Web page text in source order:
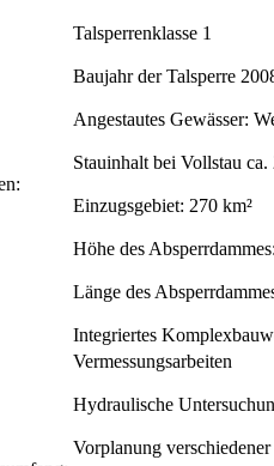
Talsperrenklasse 1
Baujahr der Talsperre
Angestautes Gewässer:
Stauinhalt bei Vollstau ca.
Einzugsgebiet: 270 km²
Höhe des
Länge des
Integriertes
Vermessungsarbeiten
Hydraulische
Vorplanung verschiedener